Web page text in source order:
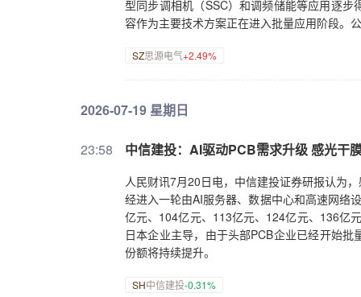
型同步调相机（SSC）和调频储能等应用逐
容作为主要技术方案正在进入批量应用阶段。
SZ思源电气+2.49%
2026-07-19 星期日
23:58 中信建投：AI驱动PCB需求升级 感光干
人民财讯7月20日电，中信建投证券研报认为
经进入一轮由AI服务器、数据中心和高速网
亿元、104亿元、113亿元、124亿元、136亿
日本企业主导，由于头部PCB企业已经开始
份额将持续提升。
SH中信建投-0.31%